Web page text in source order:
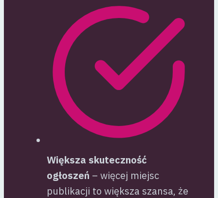
Większa skuteczność
ogłoszeń – więcej miejsc
publikacji to większa szansa, że